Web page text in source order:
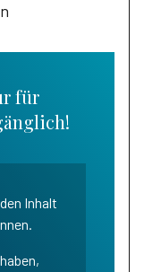
für
Inhalt